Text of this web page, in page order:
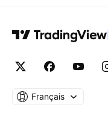
Français